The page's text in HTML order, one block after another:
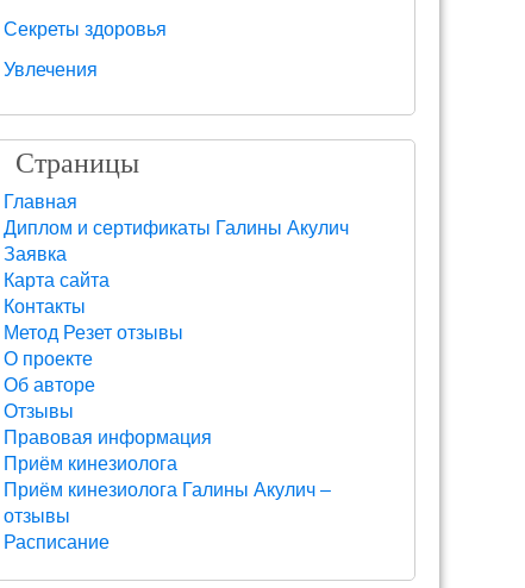
Секреты здоровья
Увлечения
Страницы
Главная
Диплом и сертификаты Галины Акулич
Заявка
Карта сайта
Контакты
Метод Резет отзывы
О проекте
Об авторе
Отзывы
Правовая информация
Приём кинезиолога
Приём кинезиолога Галины Акулич –
отзывы
Расписание